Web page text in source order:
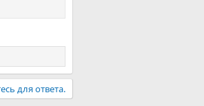
для ответа.